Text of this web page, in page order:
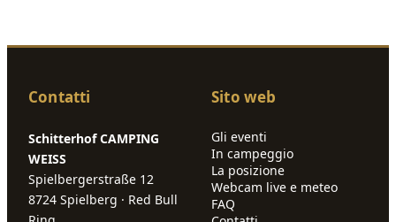
Contatti
Schitterhof CAMPING
WEISS
Spielbergerstraße 12
8724 Spielberg · Red Bull
Sito web
Gli eventi
In campeggio
La posizione
Webcam live e meteo
FAQ